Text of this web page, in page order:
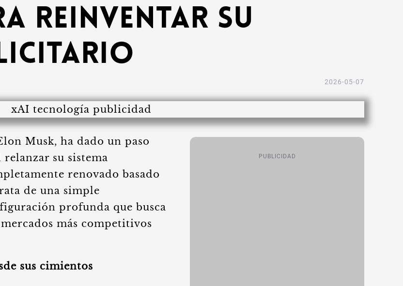
reinventar su
2026-05-07
Musk, ha dado un paso
su sistema
renovado basado
de una simple
profunda que busca
más competitivos
sus cimientos
PUBLICIDAD